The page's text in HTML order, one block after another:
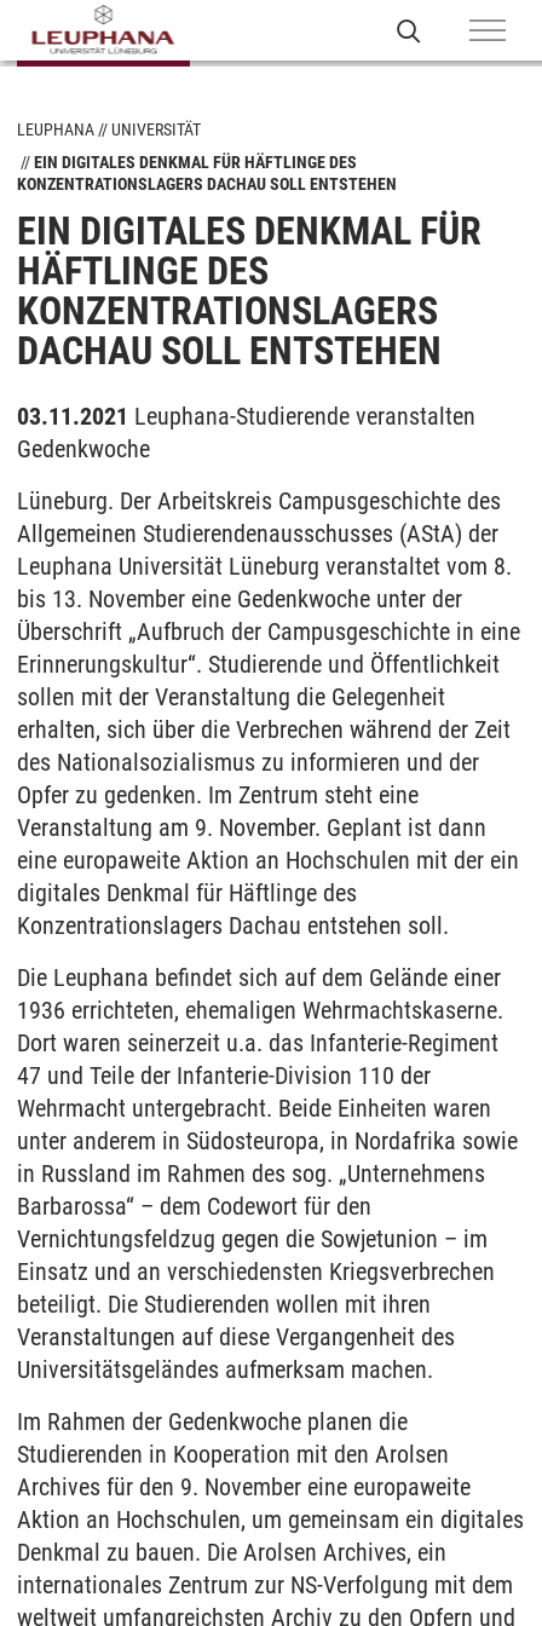
LEUPHANA
UNIVERSITÄT
EIN DIGITALES DENKMAL FÜR HÄFTLINGE DES
KONZENTRATIONSLAGERS DACHAU SOLL ENTSTEHEN
EIN DIGITALES DENKMAL FÜR
HÄFTLINGE DES
KONZENTRATIONSLAGERS
DACHAU SOLL ENTSTEHEN
03.11.2021 Leuphana-Studierende veranstalten
Gedenkwoche
Lüneburg. Der Arbeitskreis Campusgeschichte des
Allgemeinen Studierendenausschusses (AStA) der
Leuphana Universität Lüneburg veranstaltet vom 8.
bis 13. November eine Gedenkwoche unter der
Überschrift „Aufbruch der Campusgeschichte in eine
Erinnerungskultur“. Studierende und Öffentlichkeit
sollen mit der Veranstaltung die Gelegenheit
erhalten, sich über die Verbrechen während der Zeit
des Nationalsozialismus zu informieren und der
Opfer zu gedenken. Im Zentrum steht eine
Veranstaltung am 9. November. Geplant ist dann
eine europaweite Aktion an Hochschulen mit der ein
digitales Denkmal für Häftlinge des
Konzentrationslagers Dachau entstehen soll.
Die Leuphana befindet sich auf dem Gelände einer
1936 errichteten, ehemaligen Wehrmachtskaserne.
Dort waren seinerzeit u.a. das Infanterie-Regiment
47 und Teile der Infanterie-Division 110 der
Wehrmacht untergebracht. Beide Einheiten waren
unter anderem in Südosteuropa, in Nordafrika sowie
in Russland im Rahmen des sog. „Unternehmens
Barbarossa“ – dem Codewort für den
Vernichtungsfeldzug gegen die Sowjetunion – im
Einsatz und an verschiedensten Kriegsverbrechen
beteiligt. Die Studierenden wollen mit ihren
Veranstaltungen auf diese Vergangenheit des
Universitätsgeländes aufmerksam machen.
Im Rahmen der Gedenkwoche planen die
Studierenden in Kooperation mit den Arolsen
Archives für den 9. November eine europaweite
Aktion an Hochschulen, um gemeinsam ein digitales
Denkmal zu bauen. Die Arolsen Archives, ein
internationales Zentrum zur NS-Verfolgung mit dem
weltweit umfangreichsten Archiv zu den Opfern und